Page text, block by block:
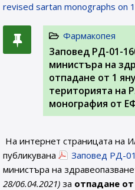
revised sartan monographs on
Фармакопея
Заповед РД-01-
министъра на
отпадане от 1
територията на
монография от
На интернет страницата на
публикувана
Заповед РД-
министъра на
28/06.04.2021) за отпадане от